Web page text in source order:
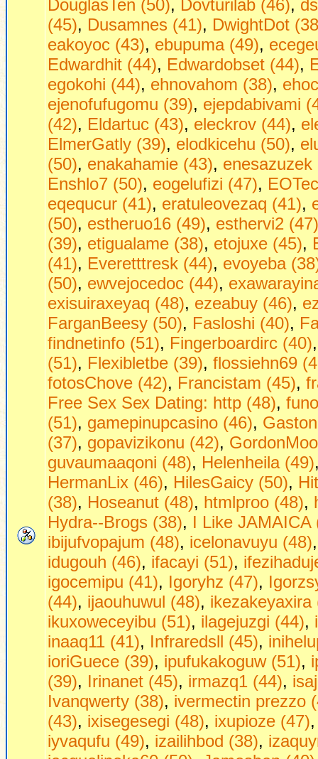
DouglasTen (50), Dovturilab (46),
(45), Dusamnes (41), DwightDot
eakoyoc (43), ebupuma (49),
Edwardhit (44), Edwardobset (44),
egokohi (44), ehnovahom (38),
ejenofufugomu (39), ejepdabivami
(42), Eldartuc (43), eleckrov (44),
ElmerGatly (39), elodkicehu (50),
(50), enakahamie (43), enesazuzek
Enshlo7 (50), eogelufizi (47),
eqequcur (41), eratuleovezaq (41),
(50), estheruo16 (49), esthervi2 (47)
(39), etigualame (38), etojuxe (45),
(41), Everetttresk (44), evoyeba
(50), ewvejocedoc (44),
exisuiraxeyaq (48), ezeabuy (46),
FarganBeesy (50), Fasloshi (40),
findnetinfo (51), Fingerboardirc (40)
(51), Flexibletbe (39), flossiehn69
fotosChove (42), Francistam (45),
Frее Seх Sех Dаting: http (48),
(51), gamepinupcasino (46),
(37), gopavizikonu (42),
guvaumaaqoni (48), Helenheila (49)
HermanLix (46), HilesGaicy (50),
(38), Hoseanut (48), htmlproo (48),
Hydra--Brogs (38), I Like JAMAICA
ibijufvopajum (48), icelonavuyu (48)
idugouh (46), ifacayi (51),
igocemipu (41), Igoryhz (47),
(44), ijaouhuwul (48), ikezakeyaxira
ikuxoweceyibu (51), ilagejuzgi (44),
inaaq11 (41), Infraredsll (45),
ioriGuece (39), ipufukakoguw (51),
(39), Irinanet (45), irmazq1 (44),
Ivanqwerty (38), ivermectin prezzo
(43), ixisegesegi (48), ixupioze (47)
iyvaqufu (49), izailihbod (38),